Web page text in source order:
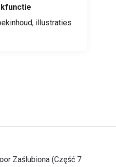
illustraties
Zaślubiona (Część 7